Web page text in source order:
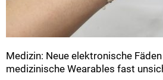
Medizin: Neue elektronische
medizinische Wearables fast